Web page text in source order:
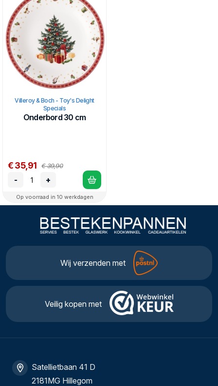
Villeroy & Boch - Toy's Delight
Specials
Onderbord 30 cm
€ 35,91 € 39,90
- +
Op voorraad in 10 werkdagen
Wij verzenden met
Veilig kopen met
Satellietbaan 41 D
2181MG Hillegom